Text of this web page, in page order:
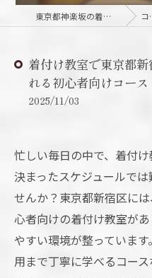
東京都神楽坂の着付け教室なら多千花きもの着付け教室 コラム
着付け教室で東京都
れる初心者向けコー
2025/11/03
忙しい毎日の中で、着付け
決まったスケジュールで
せんか？東京都新宿区に
心者向けの着付け教室が
やすい環境が整っていま
用まで丁寧に学べるコー